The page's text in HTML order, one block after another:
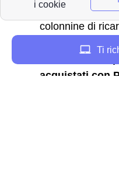
ad esempio
colonnine di
Assistenza su
acquistati con
Ti